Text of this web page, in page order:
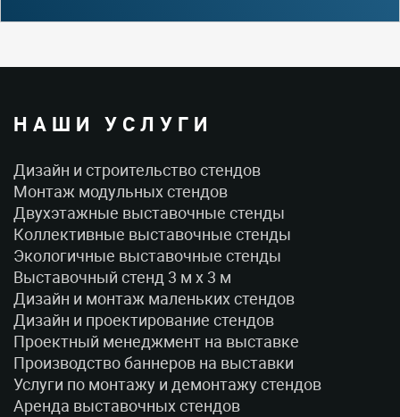
НАШИ УСЛУГИ
Дизайн и строительство стендов
Монтаж модульных стендов
Двухэтажные выставочные стенды
Коллективные выставочные стенды
Экологичные выставочные стенды
Выставочный стенд 3 м x 3 м
Дизайн и монтаж маленьких стендов
Дизайн и проектирование стендов
Проектный менеджмент на выставке
Производство баннеров на выставки
Услуги по монтажу и демонтажу стендов
Аренда выставочных стендов